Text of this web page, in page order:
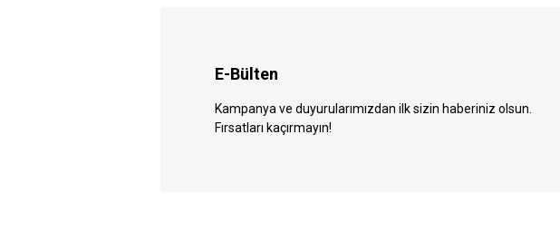
E-Bülten
Kampanya ve duyurularımızdan ilk sizin haberiniz olsun.
Fırsatları kaçırmayın!